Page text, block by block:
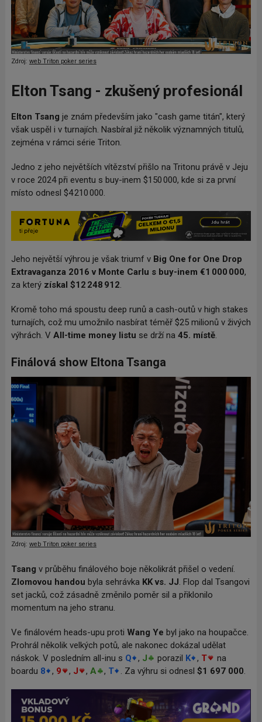
Zdroj: web Triton poker series
Elton Tsang - zkušený profesionál
Elton Tsang je znám především jako "cash game titán", který
však uspěl i v turnajích. Nasbíral již několik významných titulů,
zejména v rámci série Triton.
Jedno z jeho největších vítězství přišlo na Tritonu právě v Jeju
v roce 2024 při eventu s buy-inem $150 000, kde si za první
místo odnesl $4 210 000.
Jeho největší výhrou je však triumf v Big One for One Drop
Extravaganza 2016 v Monte Carlu s buy-inem €1 000 000,
za který získal $12 248 912.
Kromě toho má spoustu deep runů a cash-outů v high stakes
turnajích, což mu umožnilo nasbírat téměř $25 milionů v živých
výhrách. V All-time money listu se drží na 45. místě.
Finálová show Eltona Tsanga
Zdroj: web Triton poker series
Tsang v průběhu finálového boje několikrát přišel o vedení.
Zlomovou handou byla sehrávka KK vs. JJ. Flop dal Tsangovi
set jacků, což zásadně změnilo poměr sil a přiklonilo
momentum na jeho stranu.
Ve finálovém heads-upu proti Wang Ye byl jako na houpačce.
Prohrál několik velkých potů, ale nakonec dokázal udělat
náskok. V posledním all-inu s Q , J porazil K , T
na
boardu 8 , 9 , J , A , T . Za výhru si odnesl $1 697 000.